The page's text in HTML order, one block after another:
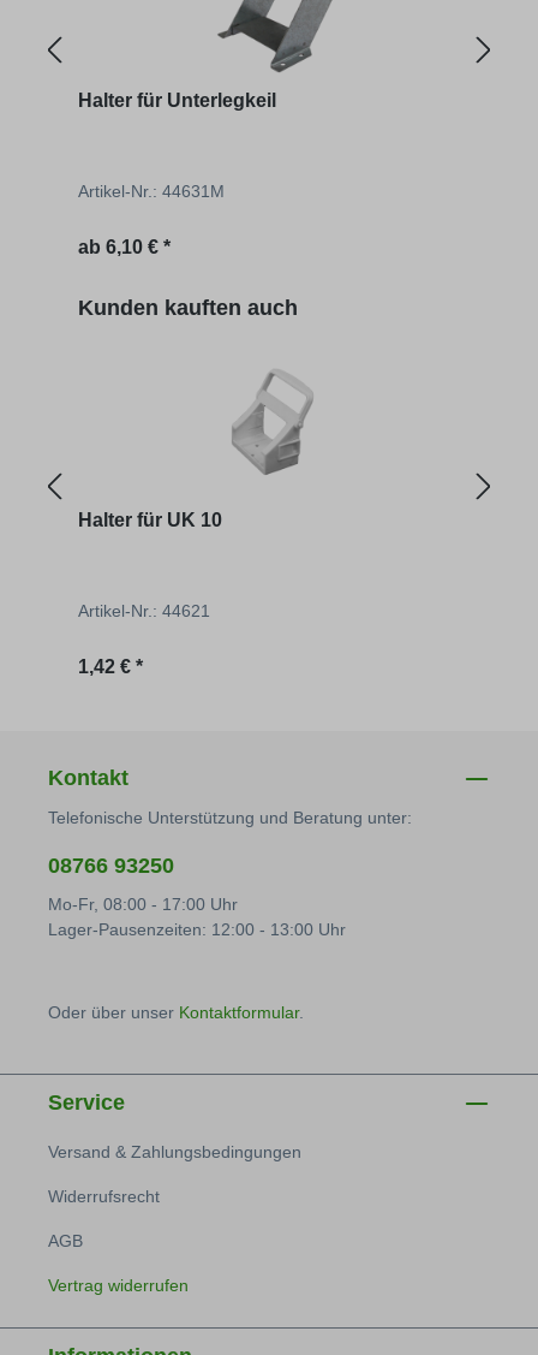
Halter für Unterlegkeil
Artikel-Nr.: 44631M
Regulärer Preis:
ab 6,10 € *
Produktgalerie überspringen
Kunden kauften auch
Halter für UK 10
Artikel-Nr.: 44621
Regulärer Preis:
1,42 € *
Kontakt
Telefonische Unterstützung und Beratung unter:
08766 93250
Mo-Fr, 08:00 - 17:00 Uhr
Lager-Pausenzeiten: 12:00 - 13:00 Uhr
Oder über unser Kontaktformular.
Service
Versand & Zahlungsbedingungen
Widerrufsrecht
AGB
Vertrag widerrufen